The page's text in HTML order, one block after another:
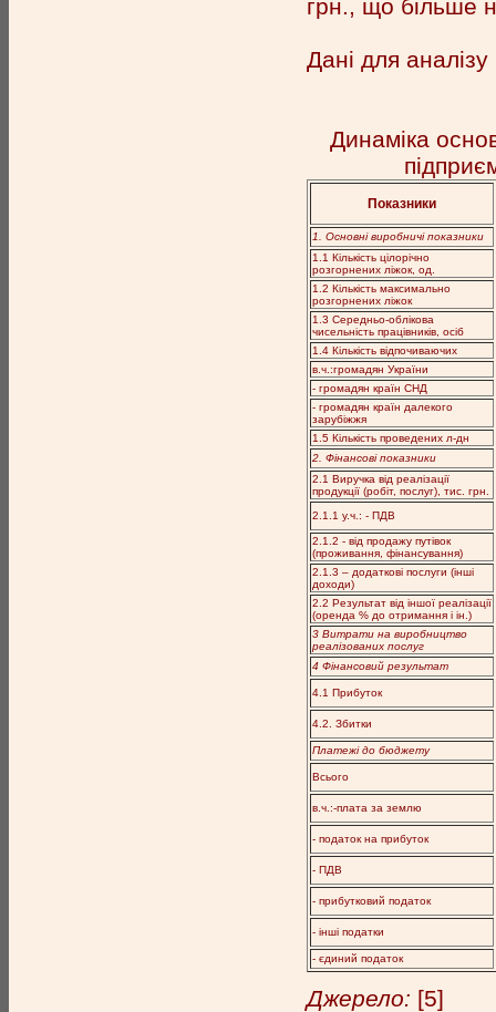
грн., що більше
Дані для
Динаміка
Показники
1. Основні виробничі показники
1.1 Кількість цілорічно
розгорнених ліжок, од.
1.2 Кількість максимально
розгорнених ліжок
1.3 Середньо-облікова
чисельність працівників, осіб
1.4 Кількість відпочиваючих
в.ч.:громадян України
- громадян країн СНД
- громадян країн далекого
зарубіжжя
1.5 Кількість проведених л-дн
2. Фінансові показники
2.1 Виручка від реалізації
продукції (робіт, послуг), тис. грн.
2.1.1 у.ч.: - ПДВ
2.1.2 - від продажу путівок
(проживання, фінансування)
2.1.3 – додаткові послуги (інші
доходи)
2.2 Результат від іншої реалізації
(оренда % до отримання і ін.)
3 Витрати на виробництво
реалізованих послуг
4 Фінансовий результат
4.1 Прибуток
4.2. Збитки
Платежі до бюджету
Всього
в.ч.:-плата за землю
- податок на прибуток
- ПДВ
- прибутковий податок
- інші податки
- єдиний податок
Джерело: [5]